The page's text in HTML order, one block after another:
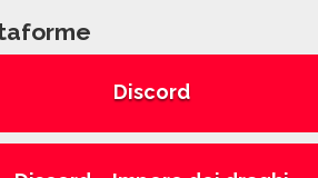
Discord